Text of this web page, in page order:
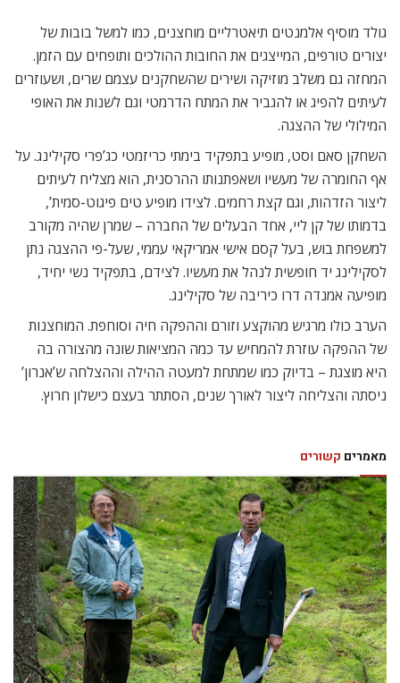
גולד מוסיף אלמנטים תיאטרליים מוחצנים, כמו למשל בובות של
יצורים טורפים, המייצגים את החובות ההולכים ותופחים עם הזמן.
המחזה גם משלב מוזיקה ושירים שהשחקנים עצמם שרים, ושעוזרים
לעיתים להפיג או להגביר את המתח הדרמטי וגם לשנות את האופי
המילולי של ההצגה.
השחקן סאם וסט, מופיע בתפקיד בימתי כריזמטי כג’פרי סקילינג. על
אף החומרה של מעשיו ושאפתנותו ההרסנית, הוא מצליח לעיתים
ליצור הזדהות, וגם קצת רחמים. לצידו מופיע טים פיגוט-סמית’,
בדמותו של קן ליי, אחד הבעלים של החברה – שמרן שהיה מקורב
למשפחת בוש, בעל קסם אישי אמריקאי עממי, שעל-פי ההצגה נתן
לסקילינג יד חופשית לנהל את מעשיו. לצידם, בתפקיד נשי יחיד,
מופיעה אמנדה דרו כיריבה של סקילינג.
הערב כולו מרגיש מהוקצע וזורם וההפקה חיה וסוחפת. המוחצנות
של ההפקה עוזרת להמחיש עד כמה המציאות שונה מהצורה בה
היא מוצגת – בדיוק כמו שמתחת למעטה ההילה וההצלחה ש’אנרון’
ניסתה והצליחה ליצור לאורך שנים, הסתתר בעצם כישלון חרוץ.
מאמרים קשורים